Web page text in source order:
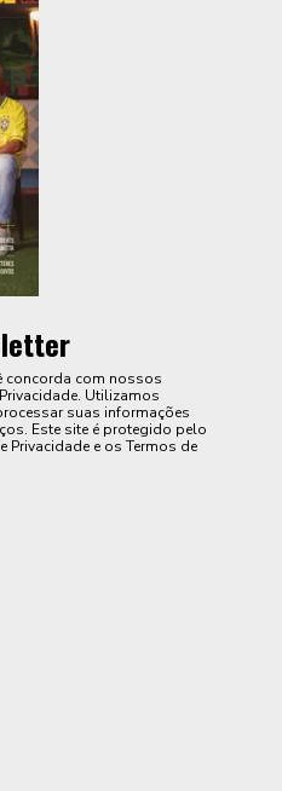
concorda com nossos
Utilizamos
suas informações
Este site é protegido pelo
Privacidade e os Termos de